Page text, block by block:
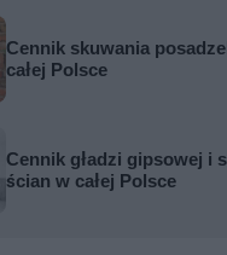
Cennik skuwania
całej Polsce
Cennik gładzi gipsowej i
ścian w całej Polsce